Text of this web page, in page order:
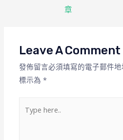
章
Leave A Comment
發佈留言必須填寫的電子郵件地
標示為*